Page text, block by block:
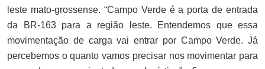
leste mato-grossense. “Campo Verde é a porta de entrada
da BR-163 para a região leste. Entendemos que essa
movimentação de carga vai entrar por Campo Verde. Já
percebemos o quanto vamos precisar nos movimentar para